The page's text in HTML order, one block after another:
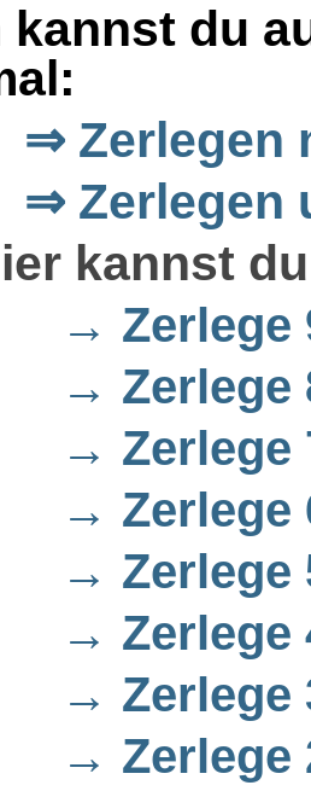
kannst du
⇒ Zerlegen
⇒ Zerlegen
kannst
→ Zerlege
→ Zerlege
→ Zerlege
→ Zerlege
→ Zerlege
→ Zerlege
→ Zerlege
→ Zerlege